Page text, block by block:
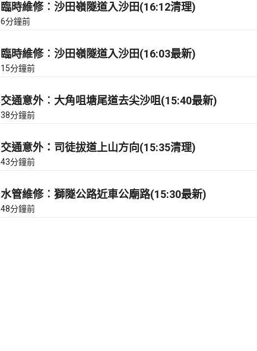
臨時維修︰沙田嶺隧道入沙田(16:12清理)
6分鐘前
臨時維修︰沙田嶺隧道入沙田(16:03最新)
15分鐘前
交通意外︰大角咀塘尾道去尖沙咀(15:40最新)
38分鐘前
交通意外：司徒拔道上山方向(15:35清理)
43分鐘前
水管維修︰獅隧公路近車公廟路(15:30最新)
48分鐘前